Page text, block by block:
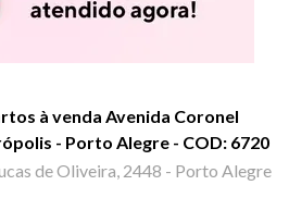
à venda Avenida Coronel
- Porto Alegre - COD: 6720
de Oliveira, 2448 - Porto Alegre